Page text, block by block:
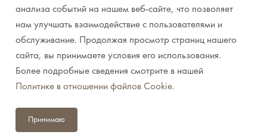
info@prirodazvuka.ru
620144, г. Екатеринбург, ул. Хохрякова, д. 98, салон 27, ТЦ
«Весенний», 2 этаж, Центральный вход с ул. Куйбышева
© 2007-2026 Компания "Природа звука" // Звук. Свет.
Видео. Комплексные решения. Музыкальные
инструменты
Политика конфиденциальности
анализа событий на нашем веб-сайте, что позволяет
нам улучшать взаимодействие с пользователями и
обслуживание. Продолжая просмотр страниц нашего
сайта, вы принимаете условия его использования.
Более подробные сведения смотрите в нашей
Политике в отношении файлов Cookie.
Принимаю